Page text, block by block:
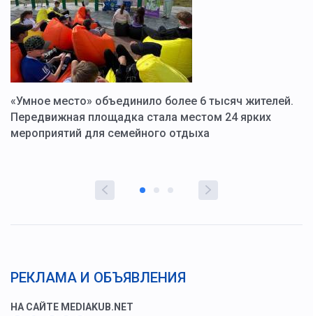
«Умное место» объединило более 6 тысяч жителей.
Передвижная площадка стала местом 24 ярких
мероприятий для семейного отдыха
РЕКЛАМА И ОБЪЯВЛЕНИЯ
НА САЙТЕ MEDIAKUB.NET